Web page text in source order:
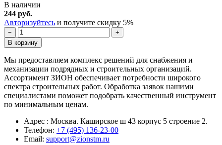
В наличии
244 руб.
Авторизуйтесь и получите скидку 5%
−
+
В корзину
Мы предоставляем комплекс решений для снабжения и
механизации подрядных и строительных организаций.
Ассортимент ЗИОН обеспечивает потребности широкого
спектра строительных работ. Обработка заявок нашими
специалистами поможет подобрать качественный инструмент
по минимальным ценам.
Адрес : Москва. Каширское ш 43 корпус 5 строение 2.
Телефон: +7 (495) 136-23-00
Email: support@zionstm.ru